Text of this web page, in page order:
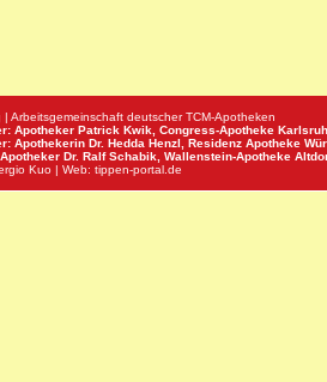
| Arbeitsgemeinschaft deutscher TCM-Apotheken
Apotheker Patrick Kwik, Congress-Apotheke
Apothekerin Dr. Hedda Henzl, Residenz Apotheke
Dr. Ralf Schabik, Wallenstein-Apotheke
Kuo | Web: tippen-portal.de